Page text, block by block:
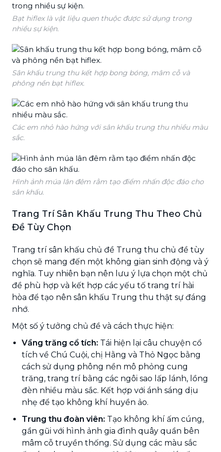
Bạt hiflex là vật liệu quen thuộc được sử dụng trong
nhiều sự kiện.
Sân khấu trung thu kết hợp bong bóng, mâm cỗ và
phông nền bạt hiflex.
Các em nhỏ hào hứng với sân khấu trung thu nhiều màu
sắc.
Hình ảnh múa lân đêm rằm tạo điểm nhấn độc đáo cho
sân khấu.
Trang Trí Sân Khấu Trung Thu Theo Chủ
Đề Tùy Chọn
Trang trí sân khấu chủ đề Trung thu chủ đề tùy
chọn sẽ mang đến một không gian sinh động và ý
nghĩa. Tuy nhiên bạn nên lưu ý lựa chọn một chủ
đề phù hợp và kết hợp các yếu tố trang trí hài
hòa để tạo nên sân khấu Trung thu thật sự đáng
nhớ.
Một số ý tưởng chủ đề và cách thực hiện:
Vầng trăng cổ tích: Tái hiện lại câu chuyện cổ
tích về Chú Cuội, chị Hằng và Thỏ Ngọc bằng
cách sử dụng phông nền mô phỏng cung
trăng, trang trí bằng các ngôi sao lấp lánh, lồng
đèn nhiều màu sắc. Kết hợp với ánh sáng dịu
nhẹ để tạo không khí huyền ảo.
Trung thu đoàn viên: Tạo không khí ấm cúng,
gần gũi với hình ảnh gia đình quây quần bên
mâm cỗ truyền thống. Sử dụng các màu sắc